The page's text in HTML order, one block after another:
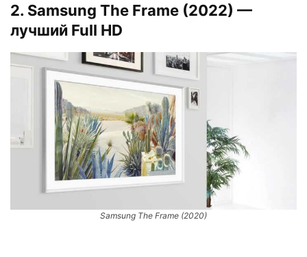
2. Samsung The Frame (2022) —
лучший Full HD
Samsung The Frame (2020)